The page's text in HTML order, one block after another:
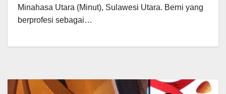
Minahasa Utara (Minut), Sulawesi Utara. Berni yang
berprofesi sebagai…